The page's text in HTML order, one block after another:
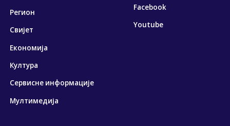
Регион
Свијет
Економија
Култура
Сервисне информације
Мултимедија
Facebook
Youtube